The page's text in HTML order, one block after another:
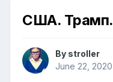
США. Трамп.
By stroller
June 22, 2020